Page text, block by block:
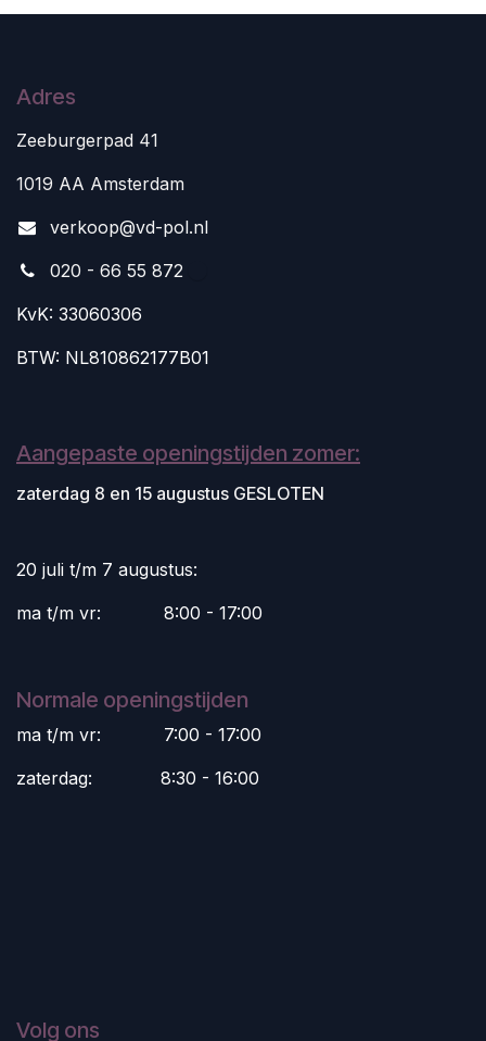
Adres
Zeeburgerpad 41
1019 AA Amsterdam
verkoop@vd-pol.nl
020 - 66 55 872
KvK: 33060306
BTW: NL810862177B01
Aangepaste openingstijden zomer:
zaterdag 8 en 15 augustus GESLOTEN
20 juli t/m 7 augustus:
ma t/m vr:
​8:00 - 17:00
Normale openingstijden
ma t/m vr:
​7:00 - 17:00
zaterdag:
​8:30 - 16:00
Volg ons